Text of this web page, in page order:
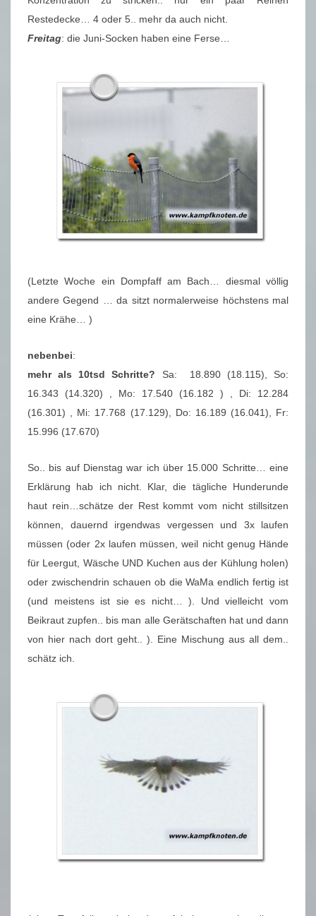
Restedecke… 4 oder 5.. mehr da auch nicht.
Freitag: die Juni-Socken haben eine Ferse…
(Letzte Woche ein Dompfaff am Bach… diesmal völlig
andere Gegend … da sitzt normalerweise höchstens mal
eine Krähe… )
nebenbei:
mehr als 10tsd Schritte? Sa: 18.890 (18.115), So:
16.343 (14.320) , Mo: 17.540 (16.182 ) , Di: 12.284
(16.301) , Mi: 17.768 (17.129), Do: 16.189 (16.041), Fr:
15.996 (17.670)
So.. bis auf Dienstag war ich über 15.000 Schritte… eine
Erklärung hab ich nicht. Klar, die tägliche Hunderunde
haut rein…schätze der Rest kommt vom nicht stillsitzen
können, dauernd irgendwas vergessen und 3x laufen
müssen (oder 2x laufen müssen, weil nicht genug Hände
für Leergut, Wäsche UND Kuchen aus der Kühlung holen)
oder zwischendrin schauen ob die WaMa endlich fertig ist
(und meistens ist sie es nicht… ). Und vielleicht vom
Beikraut zupfen.. bis man alle Gerätschaften hat und dann
von hier nach dort geht.. ). Eine Mischung aus all dem..
schätz ich.